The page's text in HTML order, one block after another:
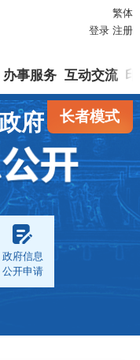
繁体
登录 注册
办事服务 互动交流
长者模式
府
政府信息
公开申请